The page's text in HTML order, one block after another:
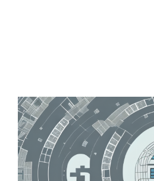
Zeige
grösseres
Bild